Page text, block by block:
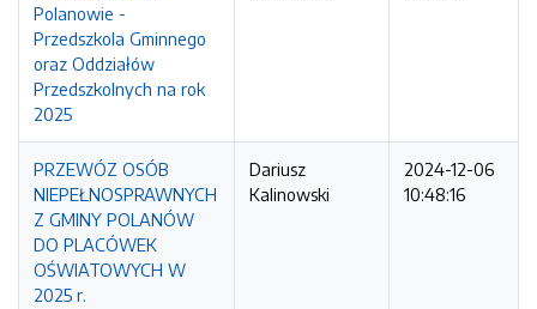
Polanowie -
Przedszkola Gminnego
oraz Oddziałów
Przedszkolnych na rok
2025
PRZEWÓZ OSÓB
NIEPEŁNOSPRAWNYCH
Z GMINY POLANÓW
DO PLACÓWEK
OŚWIATOWYCH W
2025 r.
Dariusz
Kalinowski
2024-12-06
10:48:16